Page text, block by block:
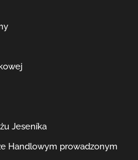
Jeseníka
Handlowym prowadzonym